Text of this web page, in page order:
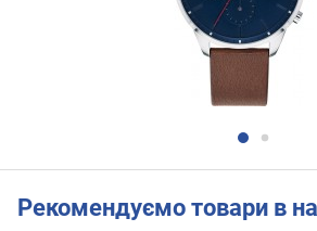
Рекомендуємо товари в